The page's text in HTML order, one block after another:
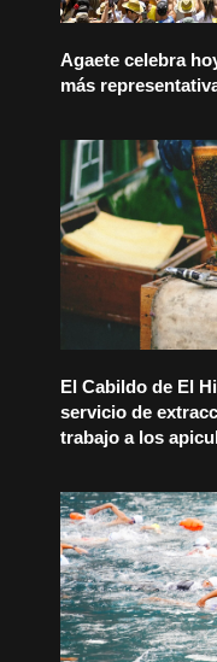
Agaete celebra
más
El Cabildo de El
servicio de
trabajo a los